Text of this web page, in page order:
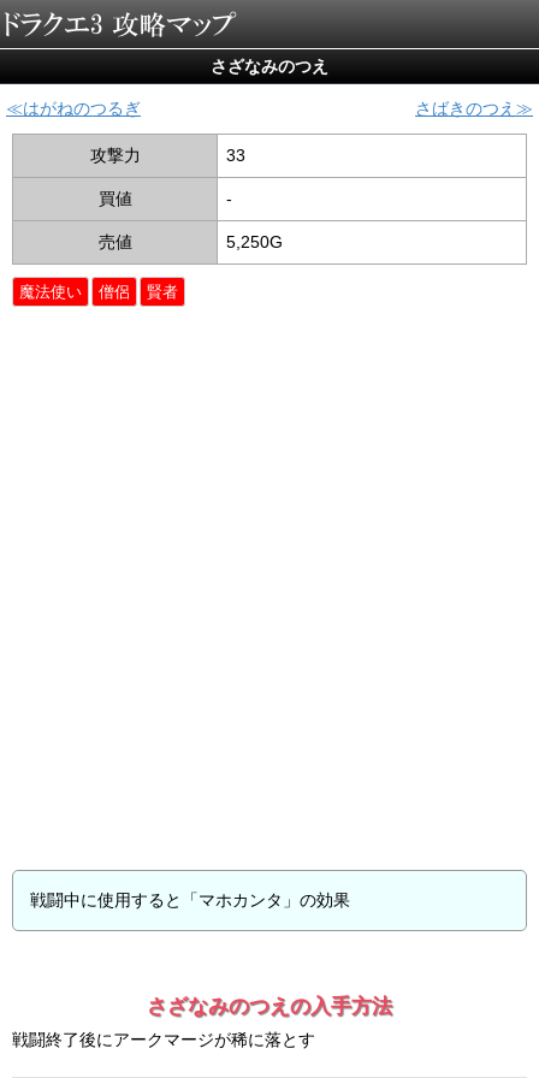
さざなみのつえ
はがねのつるぎ さばきのつえ
攻撃力 33
買値 -
売値 5,250G
魔法使い 僧侶 賢者
戦闘中に使用すると「マホカンタ」の効果
さざなみのつえの入手方法
戦闘終了後にアークマージが稀に落とす